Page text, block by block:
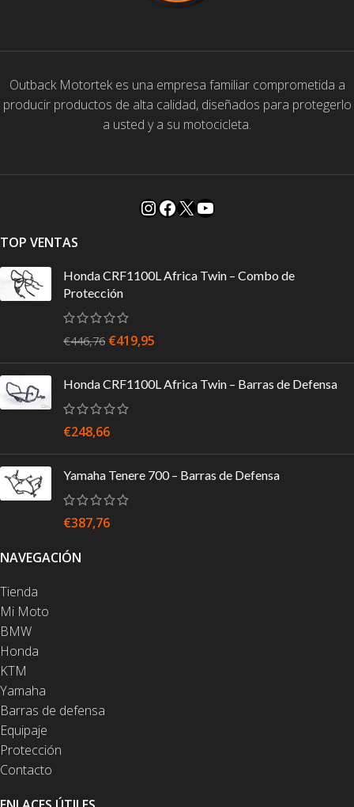
Outback Motortek es una empresa familiar comprometida a
producir productos de alta calidad, diseñados para protegerlo
a usted y a su motocicleta.
TOP VENTAS
Honda CRF1100L Africa Twin – Combo de
Protección
€446,76 €419,95
Honda CRF1100L Africa Twin – Barras de Defensa
€248,66
Yamaha Tenere 700 – Barras de Defensa
€387,76
NAVEGACIÓN
Tienda
Mi Moto
BMW
Honda
KTM
Yamaha
Barras de defensa
Equipaje
Protección
Contacto